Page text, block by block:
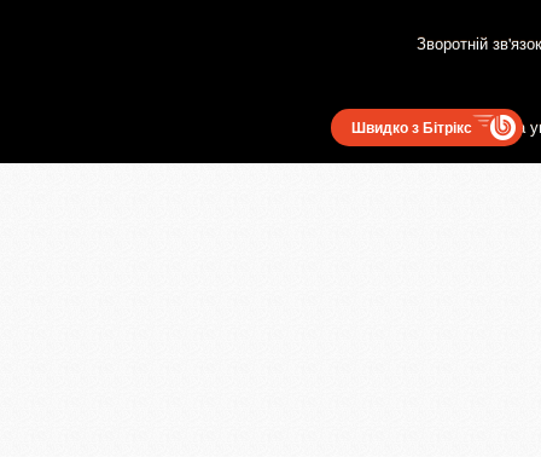
Зворотній зв'язок
Користувацька
Швидко з Бітрікс